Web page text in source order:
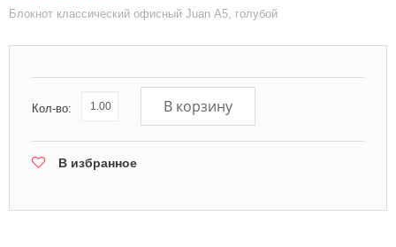
Блокнот классический офисный Juan А5, голубой
Кол-во: В корзину
В избранное